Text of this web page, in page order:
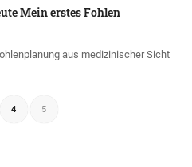
Mein erstes Fohlen
aus medizinischer Sicht
4 5